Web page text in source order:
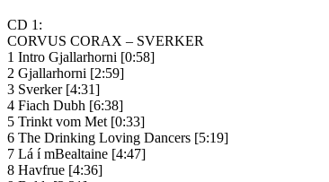
CD 1:
CORVUS CORAX – SVERKER
1 Intro Gjallarhorni [0:58]
2 Gjallarhorni [2:59]
3 Sverker [4:31]
4 Fiach Dubh [6:38]
5 Trinkt vom Met [0:33]
6 The Drinking Loving Dancers [5:19]
7 Lá í mBealtaine [4:47]
8 Havfrue [4:36]